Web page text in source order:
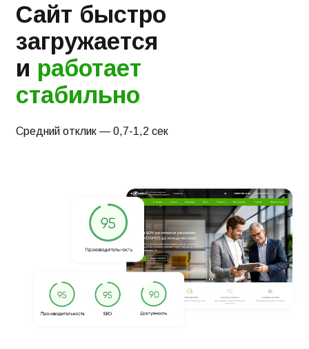
Сайт быстро
загружается
и работает
стабильно
Средний отклик — 0,7-1,2 сек